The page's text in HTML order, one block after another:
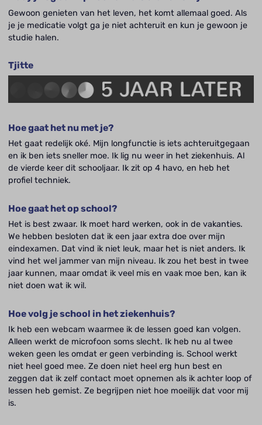
Gewoon genieten van het leven, het komt allemaal goed. Als
je je medicatie volgt ga je niet achteruit en kun je gewoon je
studie halen.
Tjitte
Hoe gaat het nu met je?
Het gaat redelijk oké. Mijn longfunctie is iets achteruitgegaan
en ik ben iets sneller moe. Ik lig nu weer in het ziekenhuis. Al
de vierde keer dit schooljaar. Ik zit op 4 havo, en heb het
profiel techniek.
Hoe gaat het op school?
Het is best zwaar. Ik moet hard werken, ook in de vakanties.
We hebben besloten dat ik een jaar extra doe over mijn
eindexamen. Dat vind ik niet leuk, maar het is niet anders. Ik
vind het wel jammer van mijn niveau. Ik zou het best in twee
jaar kunnen, maar omdat ik veel mis en vaak moe ben, kan ik
niet doen wat ik wil.
Hoe volg je school in het ziekenhuis?
Ik heb een webcam waarmee ik de lessen goed kan volgen.
Alleen werkt de microfoon soms slecht. Ik heb nu al twee
weken geen les omdat er geen verbinding is. School werkt
niet heel goed mee. Ze doen niet heel erg hun best en
zeggen dat ik zelf contact moet opnemen als ik achter loop of
lessen heb gemist. Ze begrijpen niet hoe moeilijk dat voor mij
is.